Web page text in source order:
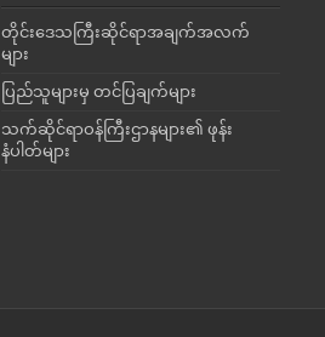
တိုင်းဒေသကြီးဆိုင်ရာအချက်အလက်
များ
ပြည်သူများမှ တင်ပြချက်များ
သက်ဆိုင်ရာဝန်ကြီးဌာနများ၏ ဖုန်း
နံပါတ်များ